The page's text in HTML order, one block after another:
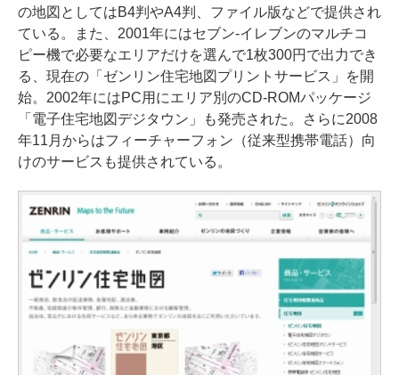
の地図としてはB4判やA4判、ファイル版などで提供され
ている。また、2001年にはセブン-イレブンのマルチコ
ピー機で必要なエリアだけを選んで1枚300円で出力でき
る、現在の「ゼンリン住宅地図プリントサービス」を開
始。2002年にはPC用にエリア別のCD-ROMパッケージ
「電子住宅地図デジタウン」も発売された。さらに2008
年11月からはフィーチャーフォン（従来型携帯電話）向
けのサービスも提供されている。